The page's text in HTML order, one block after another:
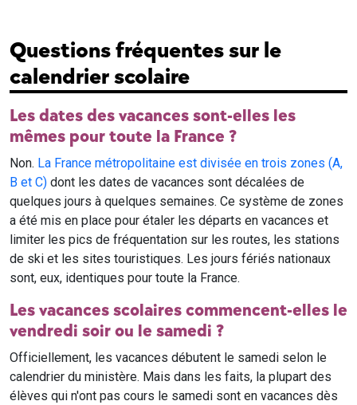
Questions fréquentes sur le
calendrier scolaire
Les dates des vacances sont-elles les
mêmes pour toute la France ?
Non. La France métropolitaine est divisée en trois zones (A,
B et C) dont les dates de vacances sont décalées de
quelques jours à quelques semaines. Ce système de zones
a été mis en place pour étaler les départs en vacances et
limiter les pics de fréquentation sur les routes, les stations
de ski et les sites touristiques. Les jours fériés nationaux
sont, eux, identiques pour toute la France.
Les vacances scolaires commencent-elles le
vendredi soir ou le samedi ?
Officiellement, les vacances débutent le samedi selon le
calendrier du ministère. Mais dans les faits, la plupart des
élèves qui n'ont pas cours le samedi sont en vacances dès